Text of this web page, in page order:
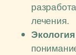
лечения.